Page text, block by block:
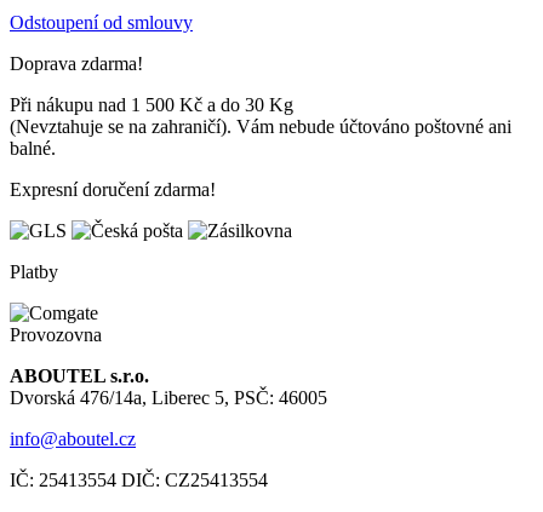
Odstoupení od smlouvy
Doprava zdarma!
Při nákupu nad 1 500 Kč a do 30 Kg
(Nevztahuje se na zahraničí). Vám nebude účtováno poštovné ani
balné.
Expresní doručení zdarma!
Platby
Provozovna
ABOUTEL s.r.o.
Dvorská 476/14a, Liberec 5, PSČ: 46005
info@aboutel.cz
IČ: 25413554 DIČ: CZ25413554